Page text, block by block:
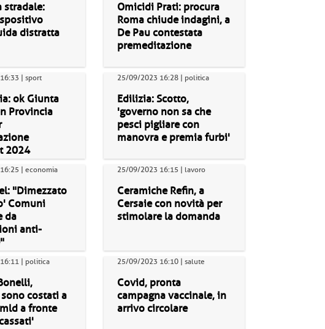
stradale:
distratta
Omicidi Prati: procura
Roma chiude indagini, a
De Pau contestata
premeditazione
| sport
ok Giunta
Provincia
2024
25/09/2023 16:28 | politica
Edilizia: Scotto,
'governo non sa che
pesci pigliare con
manovra e premia furbi'
| economia
"Dimezzato
Comuni
da
anti-
25/09/2023 16:15 | lavoro
Ceramiche Refin, a
Cersaie con novità per
stimolare la domanda
| politica
costati a
a fronte
25/09/2023 16:10 | salute
Covid, pronta
campagna vaccinale, in
arrivo circolare